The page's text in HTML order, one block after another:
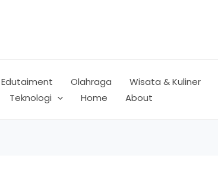
Edutaiment Olahraga Wisata & Kuliner
Teknologi Home About